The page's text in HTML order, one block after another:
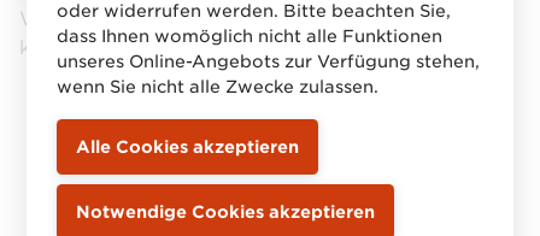
Wenn der Download nicht automatisch startet,
klicken Sie bitte auf den Download-Button.
oder widerrufen werden. Bitte beachten Sie,
dass Ihnen womöglich nicht alle Funktionen
unseres Online-Angebots zur Verfügung stehen,
wenn Sie nicht alle Zwecke zulassen.